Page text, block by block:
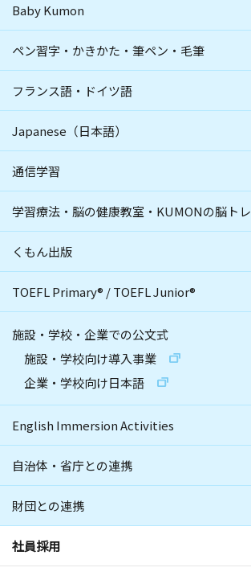
Baby Kumon
ペン習字・かきかた・筆ペン・毛筆
フランス語・ドイツ語
Japanese（日本語）
通信学習
学習療法・脳の健康教室・KUMONの脳トレ
くもん出版
TOEFL Primary® /TOEFL Junior®
施設・学校・企業での公文式
施設・学校向け導入事業
企業・学校向け日本語
English Immersion Activities
自治体・省庁との連携
財団との連携
社員採用